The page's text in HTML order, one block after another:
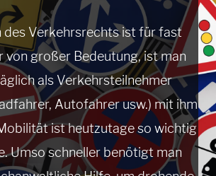
des Verkehrsrechts ist für fast
von großer Bedeutung, ist man
als Verkehrsteilnehmer
Autofahrer usw.) mit ihm
ist heutzutage so wichtig
Umso schneller benötigt man